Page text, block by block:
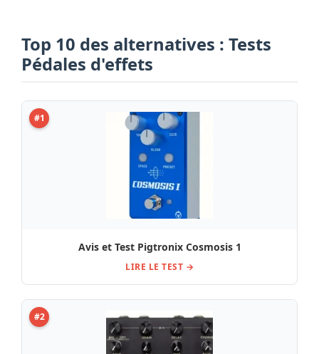
Top 10 des alternatives : Tests
Pédales d'effets
#1
Avis et Test Pigtronix Cosmosis 1
LIRE LE TEST →
#2